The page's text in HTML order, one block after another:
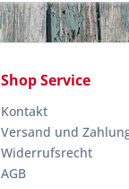
Shop Service
Kontakt
Versand und
Widerrufsrecht
AGB